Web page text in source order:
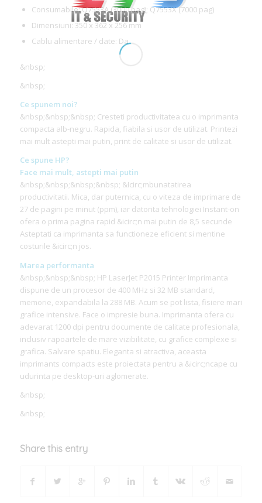
Consumabile: Q7553A (3000 pag); Q7553X (7000 pag)
Dimensiuni: 350 x 362 x 256 mm
Cablu alimentare / date: Da
&nbsp;
&nbsp;
Ce spunem noi?
&nbsp;&nbsp;&nbsp; Cresteti productivitatea cu o imprimanta
compacta alb-negru. Rapida, fiabila si usor de utilizat. Printezi
mai mult astepti mai putin, print de calitate si usor de utilizat.
Ce spune HP?
Face mai mult, astepti mai putin
&nbsp;&nbsp;&nbsp;&nbsp; &Icirc;mbunatatirea
productivitatii. Mica, dar puternica, cu o viteza de imprimare de
27 de pagini pe minut (ppm), iar datorita tehnologiei Instant-on
ofera o prima pagina rapid &icirc;n mai putin de 8,5 secunde
Asteptati ca imprimanta sa functioneze eficient si mentine
costurile &icirc;n jos.
Marea performanta
&nbsp;&nbsp;&nbsp; HP LaserJet P2015 Printer Imprimanta
dispune de un procesor de 400 MHz si 32 MB standard,
memorie, expandabila la 288 MB. Acum se pot lista, fisiere mari
grafice intensive. Face o impresie buna. Imprimanta ofera cu
adevarat 1200 dpi pentru documente de calitate profesionala,
inclusiv rapoartele de mare vizibilitate, cu grafice complexe si
grafica. Salvare spatiu. Eleganta si atractiva, aceasta
imprimants compacts este proiectata pentru a &icirc;ncape cu
udurinta pe desktop-uri aglomerate.
&nbsp;
&nbsp;
Share this entry